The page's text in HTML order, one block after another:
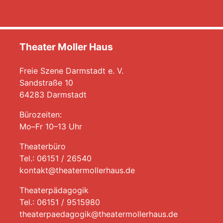
Theater Moller Haus
Freie Szene Darmstadt e. V.
Sandstraße 10
64283 Darmstadt
Bürozeiten:
Mo–Fr 10–13 Uhr
Theaterbüro
Tel.: 06151 / 26540
kontakt@theatermollerhaus.de
Theaterpädagogik
Tel.: 06151 / 9515980
theaterpaedagogik@theatermollerhaus.de